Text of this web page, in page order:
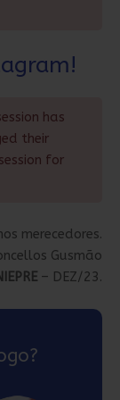
has
their
for
merecedores.
Gusmão
– DEZ/23.